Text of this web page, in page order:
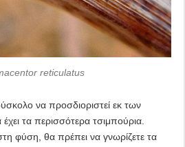
reticulatus
να προσδιοριστεί εκ των
τα περισσότερα τσιμπούρια.
φύση, θα πρέπει να γνωρίζετε τα